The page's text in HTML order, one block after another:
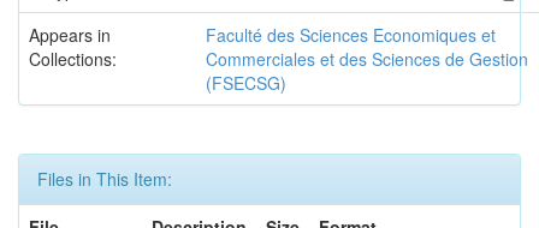
Appears in
Collections:
Faculté des Sciences Economiques et
Commerciales et des Sciences de Gestion
(FSECSG)
Files in This Item: